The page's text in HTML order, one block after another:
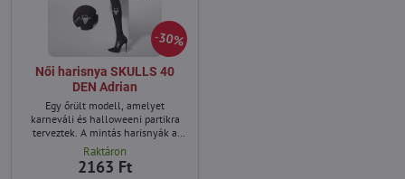
30%
Női harisnya SKULLS 40
DEN Adrian
Egy őrült modell, amelyet
karneváli és halloweeni partikra
terveztek. A mintás harisnyák a
legjobb minőségű fonalakból
készülnek.
Raktáron
2163 Ft